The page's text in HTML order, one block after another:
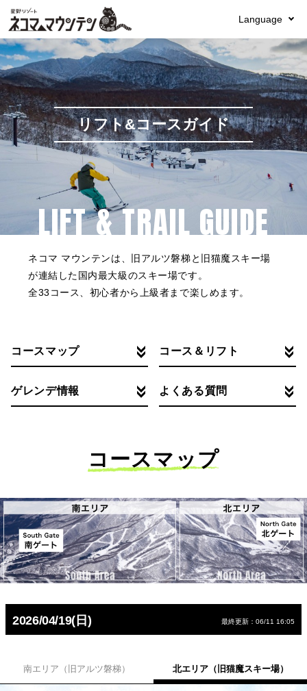
Language
リフト&コースガイド
LIFT & TRAIL GUIDE
ネコマ マウンテンは、旧アルツ磐梯と旧猫魔スキー場
が連結した国内最大級のスキー場です。
全33コース、初心者から上級者まで楽しめます。
コースマップ コース＆リフト
ゲレンデ情報 よくある質問
コースマップ
2026/04/19(日) 最終更新：06/11 16:05
南エリア（旧アルツ磐梯） 北エリア（旧猫魔スキー場）